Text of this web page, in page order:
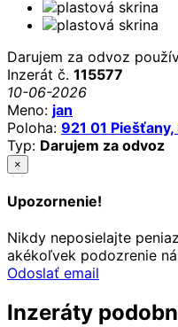
Darujem za odvoz
Inzerát č. 115577
10-06-2026
Meno: jan
Poloha: 921 01
Typ: Darujem za odvoz
×
Upozornenie!
Nikdy neposielajte
akékoľvek podozrenie
Odoslať email
Inzeráty